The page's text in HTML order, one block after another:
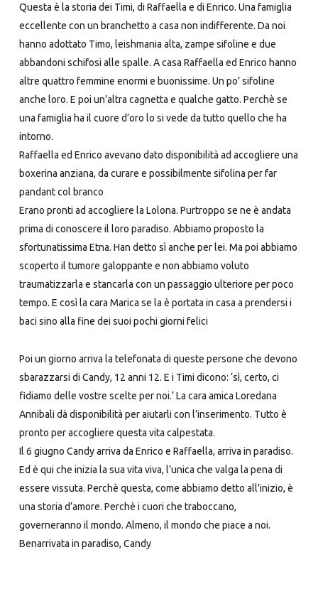
Questa è la storia dei Timi, di Raffaella e di Enrico. Una famiglia
eccellente con un branchetto a casa non indifferente. Da noi
hanno adottato Timo, leishmania alta, zampe sifoline e due
abbandoni schifosi alle spalle. A casa Raffaella ed Enrico hanno
altre quattro femmine enormi e buonissime. Un po’ sifoline
anche loro. E poi un’altra cagnetta e qualche gatto. Perchè se
una famiglia ha il cuore d’oro lo si vede da tutto quello che ha
intorno.
Raffaella ed Enrico avevano dato disponibilità ad accogliere una
boxerina anziana, da curare e possibilmente sifolina per far
pandant col branco
Erano pronti ad accogliere la Lolona. Purtroppo se ne è andata
prima di conoscere il loro paradiso. Abbiamo proposto la
sfortunatissima Etna. Han detto sì anche per lei. Ma poi abbiamo
scoperto il tumore galoppante e non abbiamo voluto
traumatizzarla e stancarla con un passaggio ulteriore per poco
tempo. E così la cara Marica se la è portata in casa a prendersi i
baci sino alla fine dei suoi pochi giorni felici
Poi un giorno arriva la telefonata di queste persone che devono
sbarazzarsi di Candy, 12 anni 12. E i Timi dicono: ‘sì, certo, ci
fidiamo delle vostre scelte per noi.’ La cara amica Loredana
Annibali dà disponibilità per aiutarli con l’inserimento. Tutto è
pronto per accogliere questa vita calpestata.
Il 6 giugno Candy arriva da Enrico e Raffaella, arriva in paradiso.
Ed è qui che inizia la sua vita viva, l’unica che valga la pena di
essere vissuta. Perchè questa, come abbiamo detto all’inizio, è
una storia d’amore. Perchè i cuori che traboccano,
governeranno il mondo. Almeno, il mondo che piace a noi.
Benarrivata in paradiso, Candy